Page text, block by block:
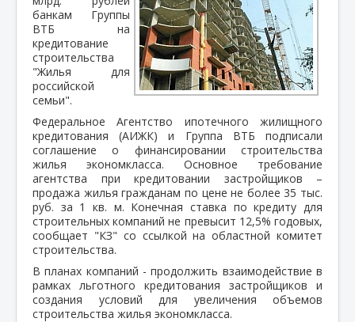
банкам Группы
ВТБ на
кредитование
строительства
"Жилья для
российской
семьи".
Федеральное Агентство ипотечного жилищного
кредитования (АИЖК) и Группа ВТБ подписали
соглашение о финансировании строительства
жилья экономкласса. Основное требование
агентства при кредитовании застройщиков –
продажа жилья гражданам по цене не более 35 тыс.
руб. за 1 кв. м. Конечная ставка по кредиту для
строительных компаний не превысит 12,5% годовых,
сообщает "КЗ" со ссылкой на областной комитет
строительства.
В планах компаний - продолжить взаимодействие в
рамках льготного кредитования застройщиков и
создания условий для увеличения объемов
строительства жилья экономкласса.